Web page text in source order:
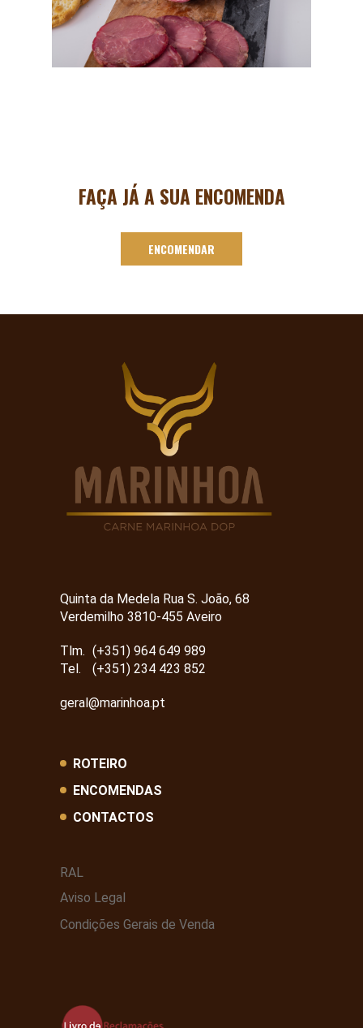
FAÇA JÁ A SUA ENCOMENDA
ENCOMENDAR
Quinta da Medela Rua S. João, 68
Verdemilho 3810-455 Aveiro
Tlm. (+351) 964 649 989
Tel.
(+351) 234 423 852
geral@marinhoa.pt
ROTEIRO
ENCOMENDAS
CONTACTOS
RAL
Aviso Legal
Condições Gerais de Venda